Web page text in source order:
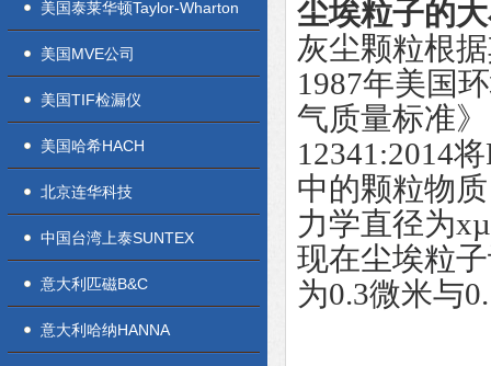
美国泰莱华顿Taylor-Wharton
美国MVE公司
美国TIF检漏仪
美国哈希HACH
北京连华科技
中国台湾上泰SUNTEX
意大利匹磁B&C
意大利哈纳HANNA
尘埃粒子的
灰尘颗粒根
1987年美国
气质量标准
12341:2014
中的颗粒物
力学直径为
现在尘埃粒
为0.3微米与